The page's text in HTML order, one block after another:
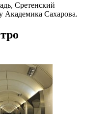
Сретенский
Академика Сахарова.